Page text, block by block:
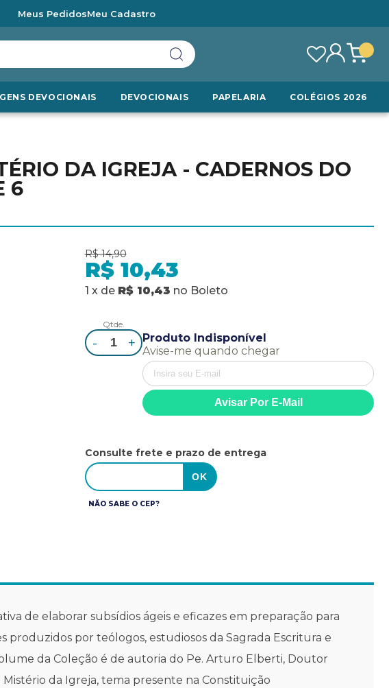
Meus PedidosMeu Cadastro
DEVOCIONAIS DEVOCIONAIS PAPELARIA COLÉGIOS 2026
DA IGREJA - CADERNOS DO
6
R$ 14,90
R$ 10,43
1 x de R$ 10,43 no Boleto
Qtde.
- +
Produto Indisponível
Avise-me quando chegar
Consulte frete e prazo de entrega
NÃO SABE O CEP?
de elaborar subsídios ágeis e eficazes em preparação para
produzidos por teólogos, estudiosos da Sagrada Escritura e
da Coleção é de autoria do Pe. Arturo Elberti, Doutor
da Igreja, tema presente na Constituição